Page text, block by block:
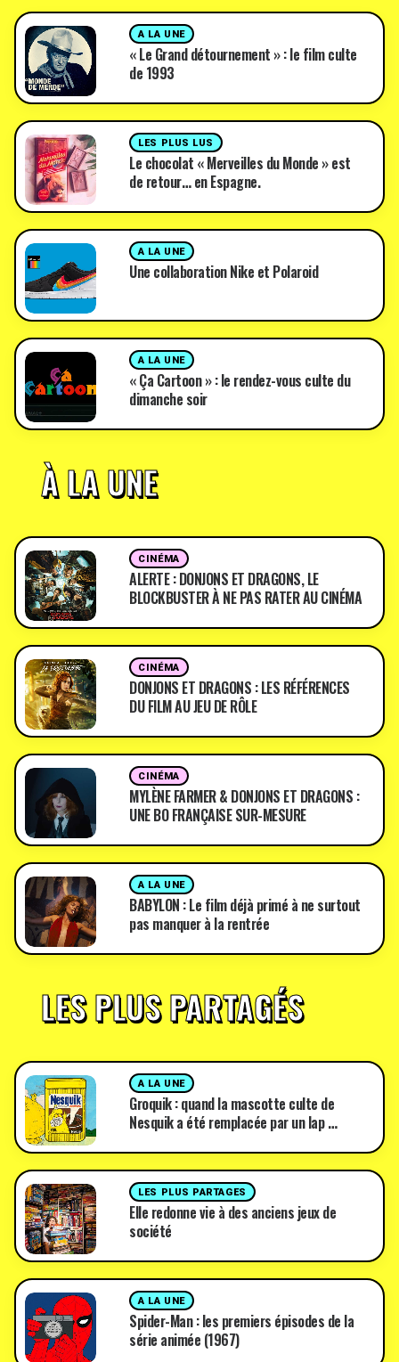
A LA UNE
« Le Grand détournement » : le film culte
de 1993
LES PLUS LUS
Le chocolat « Merveilles du Monde » est
de retour… en Espagne.
A LA UNE
Une collaboration Nike et Polaroid
A LA UNE
« Ça Cartoon » : le rendez-vous culte du
dimanche soir
À LA UNE
CINÉMA
ALERTE : DONJONS ET DRAGONS, LE
BLOCKBUSTER À NE PAS RATER AU CINÉMA
CINÉMA
DONJONS ET DRAGONS : LES RÉFÉRENCES
DU FILM AU JEU DE RÔLE
CINÉMA
MYLÈNE FARMER & DONJONS ET DRAGONS :
UNE BO FRANÇAISE SUR-MESURE
A LA UNE
BABYLON : Le film déjà primé à ne surtout
pas manquer à la rentrée
LES PLUS PARTAGÉS
A LA UNE
Groquik : quand la mascotte culte de
Nesquik a été remplacée par un lap …
LES PLUS PARTAGES
Elle redonne vie à des anciens jeux de
société
A LA UNE
Spider-Man : les premiers épisodes de la
série animée (1967)